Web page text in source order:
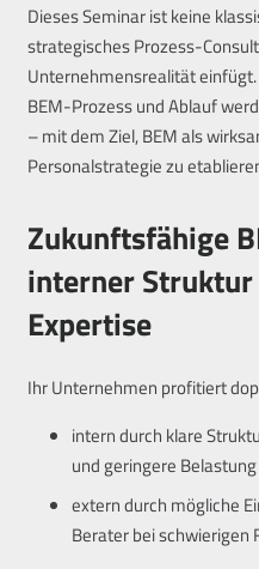
Dieses Seminar ist keine
strategisches Prozess-
Unternehmensrealität einfügt.
BEM-Prozess und Ablauf
– mit dem Ziel, BEM als
Personalstrategie zu
Zukunftsfähige
interner
Expertise
Ihr Unternehmen profitiert
intern durch klare
und geringere Belastung
extern durch mögliche
Berater bei schwierigen